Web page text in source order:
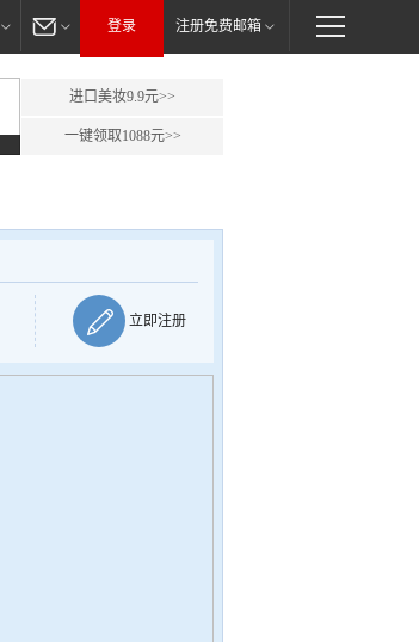
登录 注册免费邮箱
进口美妆9.9元>>
一键领取1088元>>
立即注册